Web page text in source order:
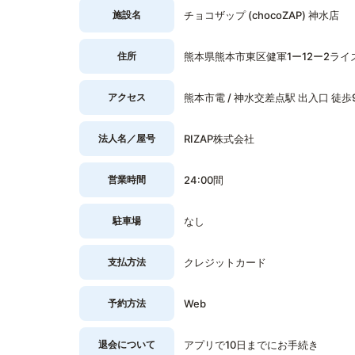
施設名 チョコザップ (chocoZAP) 神水店
住所 熊本県熊本市東区健軍1ー12ー2ライ
アクセス 熊本市電 / 神水交差点駅 出入口 徒歩
法人名／屋号 RIZAP株式会社
営業時間 24:00間
駐車場 なし
支払方法 クレジットカード
予約方法 Web
退会について アプリで10日までにお手続き